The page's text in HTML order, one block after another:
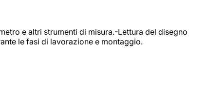
e altri strumenti di misura.-Lettura del disegno
le fasi di lavorazione e montaggio.